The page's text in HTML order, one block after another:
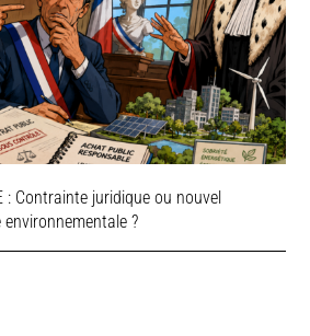
: Contrainte juridique ou nouvel
?